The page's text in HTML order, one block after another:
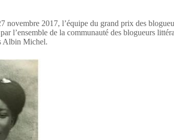
novembre 2017, l’équipe du grand prix des
l’ensemble de la communauté des blogueurs
Albin Michel.